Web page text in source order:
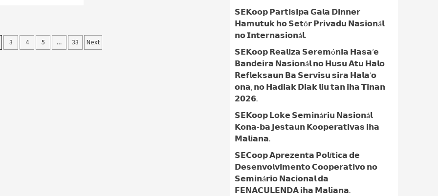
3 4 5 … 33 Next
𝗦𝗘𝗞𝗼𝗼𝗽 𝗣𝗮𝗿𝘁𝗶𝘀𝗶𝗽𝗮 𝗚𝗮𝗹𝗮 𝗗𝗶𝗻𝗻𝗲𝗿
𝗛𝗮𝗺𝘂𝘁𝘂𝗸 𝗵𝗼 𝗦𝗲𝘁ó𝗿 𝗣𝗿𝗶𝘃𝗮𝗱𝘂 𝗡𝗮𝘀𝗶𝗼𝗻á𝗹
𝗻𝗼 𝗜𝗻𝘁𝗲𝗿𝗻𝗮𝘀𝗶𝗼𝗻á𝗹.
𝗦𝗘𝗞𝗼𝗼𝗽 𝗥𝗲𝗮𝗹𝗶𝘇𝗮 𝗦𝗲𝗿𝗲𝗺ó𝗻𝗶𝗮 𝗛𝗮𝘀𝗮’𝗲
𝗕𝗮𝗻𝗱𝗲𝗶𝗿𝗮 𝗡𝗮𝘀𝗶𝗼𝗻á𝗹 𝗻𝗼 𝗛𝘂𝘀𝘂 𝗔𝘁𝘂 𝗛𝗮𝗹𝗼
𝗥𝗲𝗳𝗹𝗲𝗸𝘀𝗮𝘂𝗻 𝗕𝗮 𝗦𝗲𝗿𝘃𝗶𝘀𝘂 𝘀𝗶𝗿𝗮 𝗛𝗮𝗹𝗮’𝗼
𝗼𝗻𝗮, 𝗻𝗼 𝗛𝗮𝗱𝗶𝗮𝗸 𝗗𝗶𝗮𝗸 𝗹𝗶𝘂 𝘁𝗮𝗻 𝗶𝗵𝗮 𝗧𝗶𝗻𝗮𝗻
𝟮𝟬𝟮𝟲.
𝗦𝗘𝗞𝗼𝗼𝗽 𝗟𝗼𝗸𝗲 𝗦𝗲𝗺𝗶𝗻á𝗿𝗶𝘂 𝗡𝗮𝘀𝗶𝗼𝗻á𝗹
𝗞𝗼𝗻𝗮-𝗯𝗮 𝗝𝗲𝘀𝘁𝗮𝘂𝗻 𝗞𝗼𝗼𝗽𝗲𝗿𝗮𝘁𝗶𝘃𝗮𝘀 𝗶𝗵𝗮
𝗠𝗮𝗹𝗶𝗮𝗻𝗮.
𝗦𝗘𝗖𝗼𝗼𝗽 𝗔𝗽𝗿𝗲𝘇𝗲𝗻𝘁𝗮 𝗣𝗼𝗹í𝘁𝗶𝗰𝗮 𝗱𝗲
𝗗𝗲𝘀𝗲𝗻𝘃𝗼𝗹𝘃𝗶𝗺𝗲𝗻𝘁𝗼 𝗖𝗼𝗼𝗽𝗲𝗿𝗮𝘁𝗶𝘃𝗼 𝗻𝗼
𝗦𝗲𝗺𝗶𝗻á𝗿𝗶𝗼 𝗡𝗮𝗰𝗶𝗼𝗻𝗮𝗹 𝗱𝗮
𝗙𝗘𝗡𝗔𝗖𝗨𝗟𝗘𝗡𝗗𝗔 𝗶𝗵𝗮 𝗠𝗮𝗹𝗶𝗮𝗻𝗮.